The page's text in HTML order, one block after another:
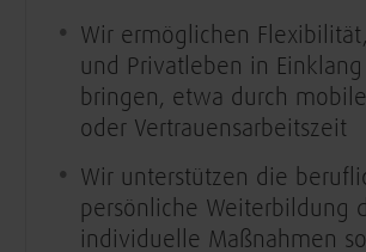
Wir ermöglichen
und Privatleben in Einklang
bringen, etwa durch
oder Vertrauensarbeitszeit
Wir unterstützen die
persönliche Weiterbildung
individuelle Maßnahmen